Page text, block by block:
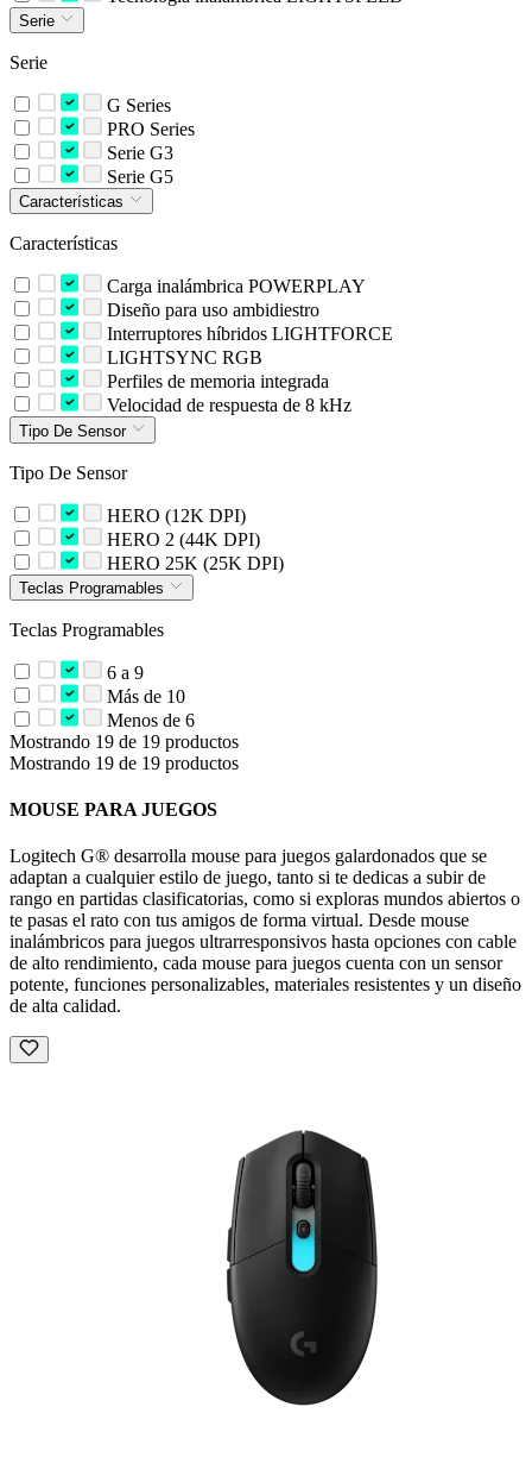
Serie
Serie
G Series
PRO Series
Serie G3
Serie G5
Características
Características
Carga inalámbrica POWERPLAY
Diseño para uso ambidiestro
Interruptores híbridos LIGHTFORCE
LIGHTSYNC RGB
Perfiles de memoria integrada
Velocidad de respuesta de 8 kHz
Tipo De Sensor
Tipo De Sensor
HERO (12K DPI)
HERO 2 (44K DPI)
HERO 25K (25K DPI)
Teclas Programables
Teclas Programables
6 a 9
Más de 10
Menos de 6
Mostrando 19 de 19 productos
Mostrando 19 de 19 productos
MOUSE PARA JUEGOS
Logitech G® desarrolla mouse para juegos galardonados que se
adaptan a cualquier estilo de juego, tanto si te dedicas a subir de
rango en partidas clasificatorias, como si exploras mundos abiertos o
te pasas el rato con tus amigos de forma virtual. Desde mouse
inalámbricos para juegos ultrarresponsivos hasta opciones con cable
de alto rendimiento, cada mouse para juegos cuenta con un sensor
potente, funciones personalizables, materiales resistentes y un diseño
de alta calidad.